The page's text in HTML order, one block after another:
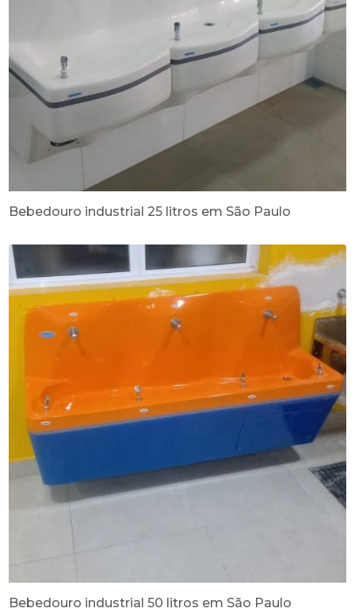
Bebedouro industrial 25 litros em São Paulo
Bebedouro industrial 50 litros em São Paulo